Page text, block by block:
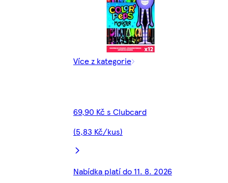
Více z kategorie
69,90 Kč s Clubcard
(5,83 Kč/kus)
Nabídka platí do 11. 8. 2026